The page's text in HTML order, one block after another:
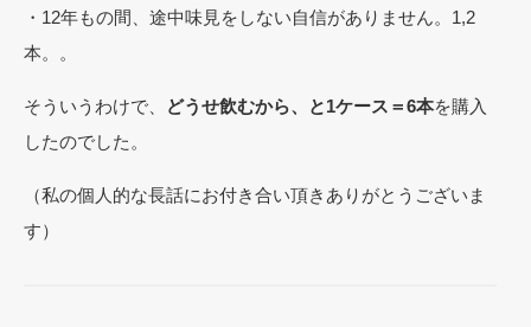
・12年もの間、途中味見をしない自信がありません。1,2
本。。
そういうわけで、 どうせ飲むから、と1ケース＝6本を購入
したのでした。
（私の個人的な長話にお付き合い頂きありがとうございま
す）